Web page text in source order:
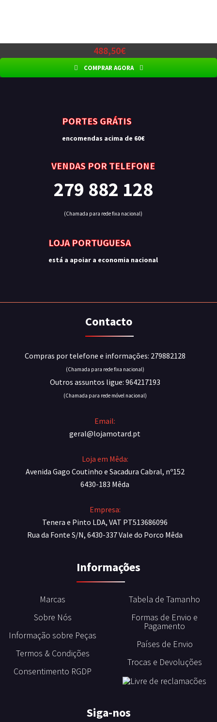
488,50€
COMPRAR AGORA
PORTES GRÁTIS
encomendas acima de 60€
VENDAS POR TELEFONE
279 882 128
(Chamada para rede fixa nacional)
LOJA PORTUGUESA
está a apoiar a economia nacional
Contacto
Compras por telefone e informações: 279882128
(Chamada para rede fixa nacional)
Outros assuntos ligue: 964217193
(Chamada para rede móvel nacional)
Email:
geral@lojamotard.pt
Loja em Mêda:
Avenida Gago Coutinho e Sacadura Cabral, nº152
6430-183 Mêda
Empresa:
Tenera e Pinto LDA, VAT PT513686096
Rua da Fonte S/N, 6430-337 Vale do Porco Mêda
Informações
Marcas
Sobre Nós
Informação sobre Peças
Termos & Condições
Consentimento RGDP
Tabela de Tamanho
Formas de Envio e
Pagamento
Países de Envio
Trocas e Devoluções
Siga-nos